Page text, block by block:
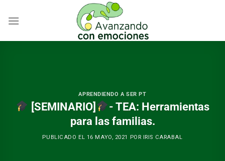
APRENDIENDO A SER PT
[SEMINARIO]
- TEA: Herramientas
para las familias.
PUBLICADO EL 16 MAYO, 2021 POR IRIS CARABAL